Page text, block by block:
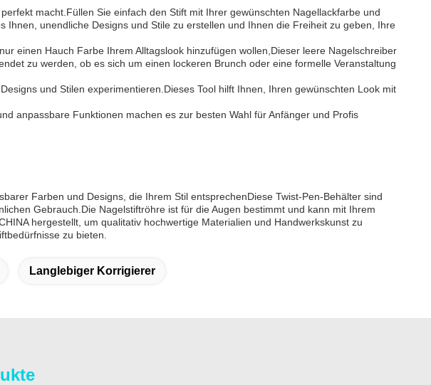
macht.Füllen Sie einfach den Stift mit Ihrer gewünschten Nagellackfarbe und
unendliche Designs und Stile zu erstellen und Ihnen die Freiheit zu geben, Ihre
einen Hauch Farbe Ihrem Alltagslook hinzufügen wollen,Dieser leere Nagelschreiber
zu werden, ob es sich um einen lockeren Brunch oder eine formelle Veranstaltung
und Stilen experimentieren.Dieses Tool hilft Ihnen, Ihren gewünschten Look mit
anpassbare Funktionen machen es zur besten Wahl für Anfänger und Profis
Farben und Designs, die Ihrem Stil entsprechenDiese Twist-Pen-Behälter sind
Gebrauch.Die Nagelstiftröhre ist für die Augen bestimmt und kann mit Ihrem
hergestellt, um qualitativ hochwertige Materialien und Handwerkskunst zu
zu bieten.
Langlebiger Korrigierer